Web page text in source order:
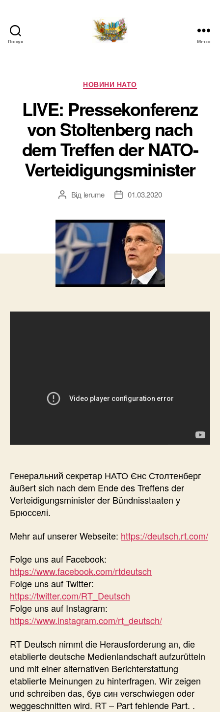
Пошук
Новини
про
НАТО
в
Україні
Меню
Категорії
НОВИНИ НАТО
LIVE: Pressekonferenz
von Stoltenberg nach
dem Treffen der NATO-
Verteidigungsminister
Автор
Від lerume
Дата01.03.2020
Генеральний секретар НАТО Єнс Столтенберг
äußert sich nach dem Ende des Treffens der
Verteidigungsminister der Bündnisstaaten у
Брюсселі.
Mehr auf unserer Webseite: https://deutsch.rt.com/
Folge uns auf Facebook:
https://www.facebook.com/rtdeutsch
Folge uns auf Twitter:
https://twitter.com/RT_Deutsch
Folge uns auf Instagram:
https://www.instagram.com/rt_deutsch/
RT Deutsch nimmt die Herausforderung an, die
etablierte deutsche Medienlandschaft aufzurütteln
und mit einer alternativen Berichterstattung
etablierte Meinungen zu hinterfragen. Wir zeigen
und schreiben das, був син verschwiegen oder
weggeschnitten wird. RT – Part fehlende Part. .